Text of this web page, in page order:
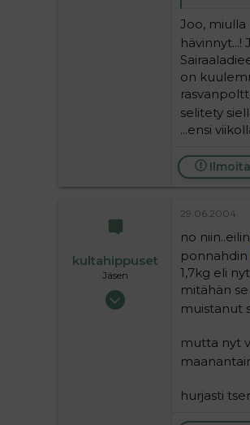
Joo, miulla
hävinnyt...!
on
selitety
...ensi
kultahippuset
Jäsen
13.05.2004
29.06.2004
no
ponnahdin
1,7kg eli
mitähän
muistanut
mutta nyt
hurjasti